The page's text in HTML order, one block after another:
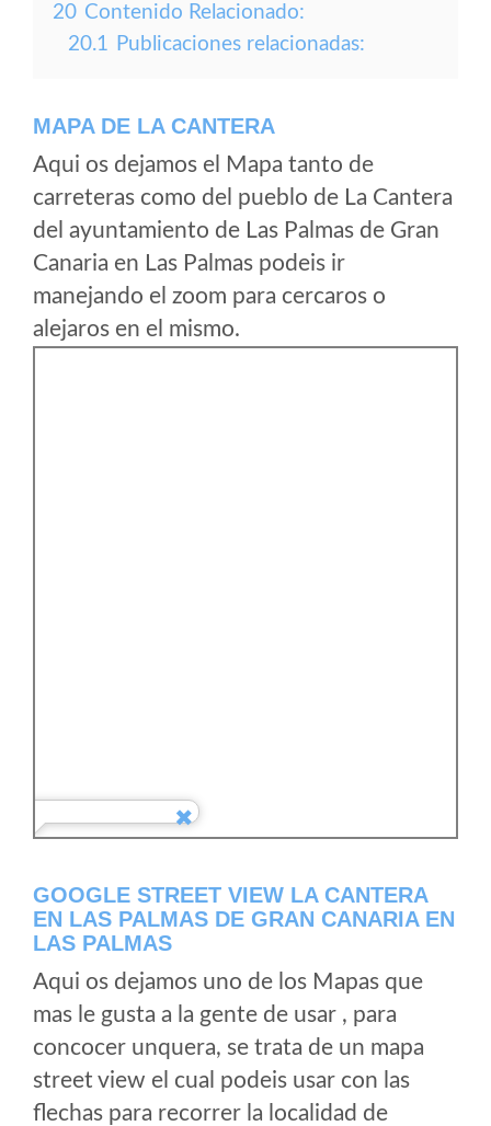
20 Contenido Relacionado:
20.1 Publicaciones relacionadas:
MAPA DE LA CANTERA
Aqui os dejamos el Mapa tanto de
carreteras como del pueblo de La Cantera
del ayuntamiento de Las Palmas de Gran
Canaria en Las Palmas podeis ir
manejando el zoom para cercaros o
alejaros en el mismo.
GOOGLE STREET VIEW LA CANTERA
EN LAS PALMAS DE GRAN CANARIA EN
LAS PALMAS
Aqui os dejamos uno de los Mapas que
mas le gusta a la gente de usar , para
concocer unquera, se trata de un mapa
street view el cual podeis usar con las
flechas para recorrer la localidad de